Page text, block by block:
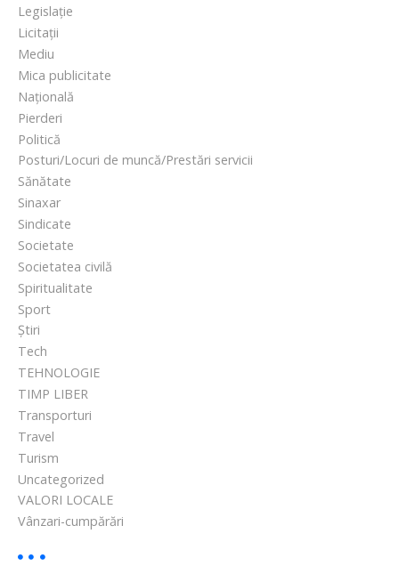
Legislație
Licitații
Mediu
Mica publicitate
Națională
Pierderi
Politică
Posturi/Locuri de muncă/Prestări servicii
Sănătate
Sinaxar
Sindicate
Societate
Societatea civilă
Spiritualitate
Sport
Știri
Tech
TEHNOLOGIE
TIMP LIBER
Transporturi
Travel
Turism
Uncategorized
VALORI LOCALE
Vânzari-cumpărări